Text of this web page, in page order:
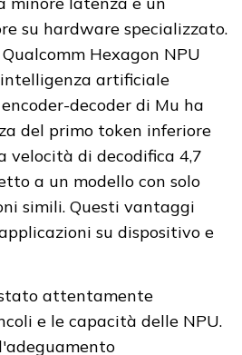
su hardware specializzato.
Hexagon NPU
artificiale
decoder di Mu ha
del primo token inferiore
velocità di decodifica 4,7
a un modello con solo
simili. Questi vantaggi
su dispositivo e
attentamente
e le capacità delle NPU.